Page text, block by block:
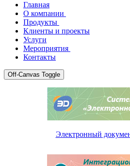
Главная
О компании
Продукты
Клиенты и проекты
Услуги
Мероприятия
Контакты
Off-Canvas Toggle
Электронный